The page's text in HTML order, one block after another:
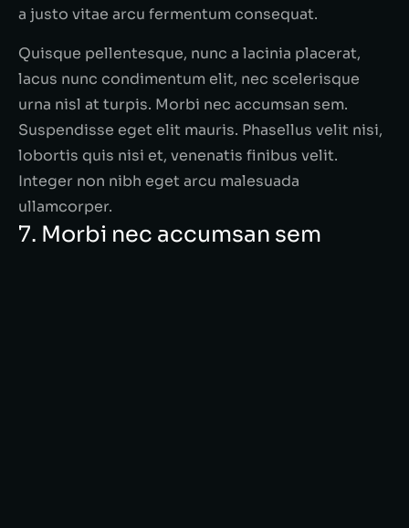
a justo vitae arcu fermentum consequat.
Quisque pellentesque, nunc a lacinia placerat,
lacus nunc condimentum elit, nec scelerisque
urna nisl at turpis. Morbi nec accumsan sem.
Suspendisse eget elit mauris. Phasellus velit nisi,
lobortis quis nisi et, venenatis finibus velit.
Integer non nibh eget arcu malesuada
ullamcorper.
7. Morbi nec accumsan sem